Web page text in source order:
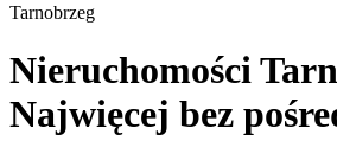
Tarnobrzeg
Nieruchomości
Najwięcej bez